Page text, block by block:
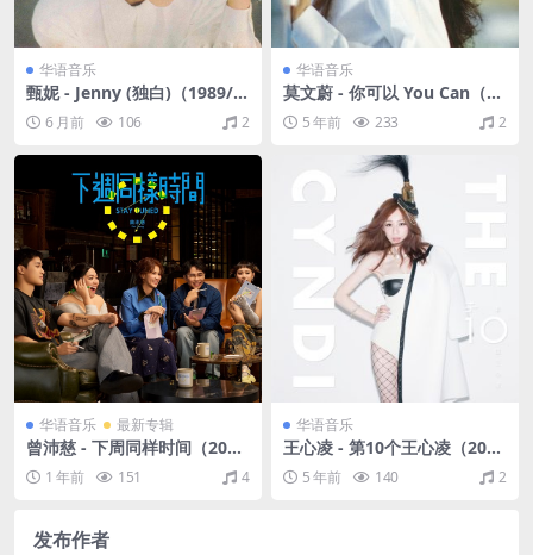
华语音乐
甄妮 - Jenny (独白)（1989/F
LAC/分轨/237M）
6 月前 106 2
华语音乐
莫文蔚 - 你可以 You Can（19
99/FLAC/分轨/342M）
5 年前 233 2
华语音乐 最新专辑
曾沛慈 - 下周同样时间（202
5/FLAC/分轨/513M）(24bit/
48kHz)
1 年前 151 4
华语音乐
王心凌 - 第10个王心凌（201
4/FLAC/分轨/269M）
5 年前 140 2
发布作者